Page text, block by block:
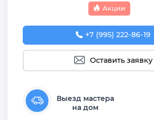
Акции
+7 (995) 222-86-19
Оставить заявку
Выезд мастера
на дом